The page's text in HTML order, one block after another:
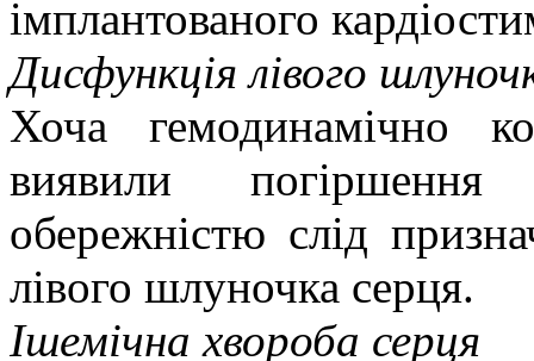
імплантованого
Дисфункція лівого
Хоча гемодинамічно
виявили
обережністю слід
лівого шлуночка серця.
Ішемічна хвороба серця